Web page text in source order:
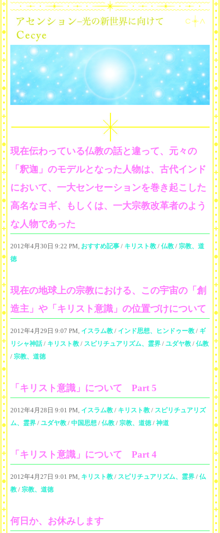
現在伝わっている仏教の話と違って、元々の
「釈迦」のモデルとなった人物は、古代インド
において、一大センセーションを巻き起こした
高名なヨギ、もしくは、一大宗教改革者のよう
な人物であった
2012年4月30日 9:22 PM, おすすめ記事 / キリスト教 / 仏教 / 宗教、道
徳
現在の地球上の宗教における、この宇宙の「創
造主」や「キリスト意識」の位置づけについて
2012年4月29日 9:07 PM, イスラム教 / インド思想、ヒンドゥー教 / ギ
リシャ神話 / キリスト教 / スピリチュアリズム、霊界 / ユダヤ教 / 仏教
/ 宗教、道徳
「キリスト意識」について Part 5
2012年4月28日 9:01 PM, イスラム教 / キリスト教 / スピリチュアリズ
ム、霊界 / ユダヤ教 / 中国思想 / 仏教 / 宗教、道徳/ 神道
「キリスト意識」について Part 4
2012年4月27日 9:01 PM, キリスト教 / スピリチュアリズム、霊界 / 仏
教 / 宗教、道徳
何日か、お休みします